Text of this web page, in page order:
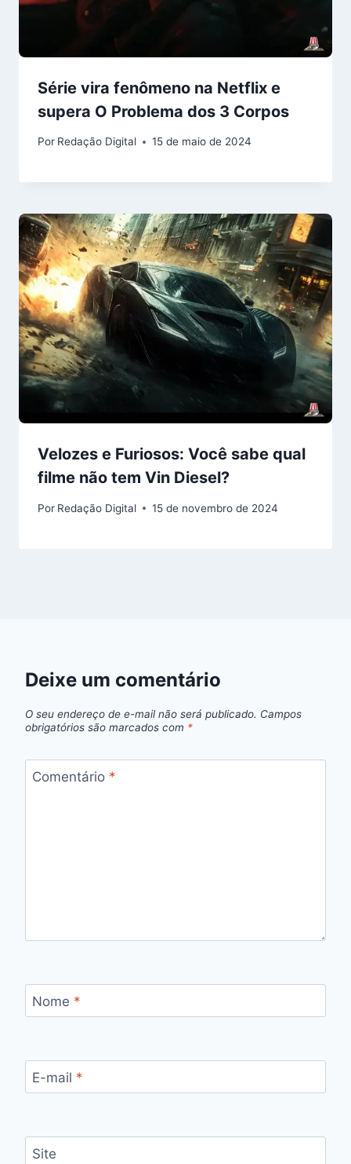
Série vira fenômeno na Netflix e
supera O Problema dos 3 Corpos
Por Redação Digital 15 de maio de 2024
Velozes e Furiosos: Você sabe qual
filme não tem Vin Diesel?
Por Redação Digital 15 de novembro de 2024
Deixe um comentário
O seu endereço de e-mail não será publicado. Campos
obrigatórios são marcados com *
Comentário *
Nome *
E-mail *
Site